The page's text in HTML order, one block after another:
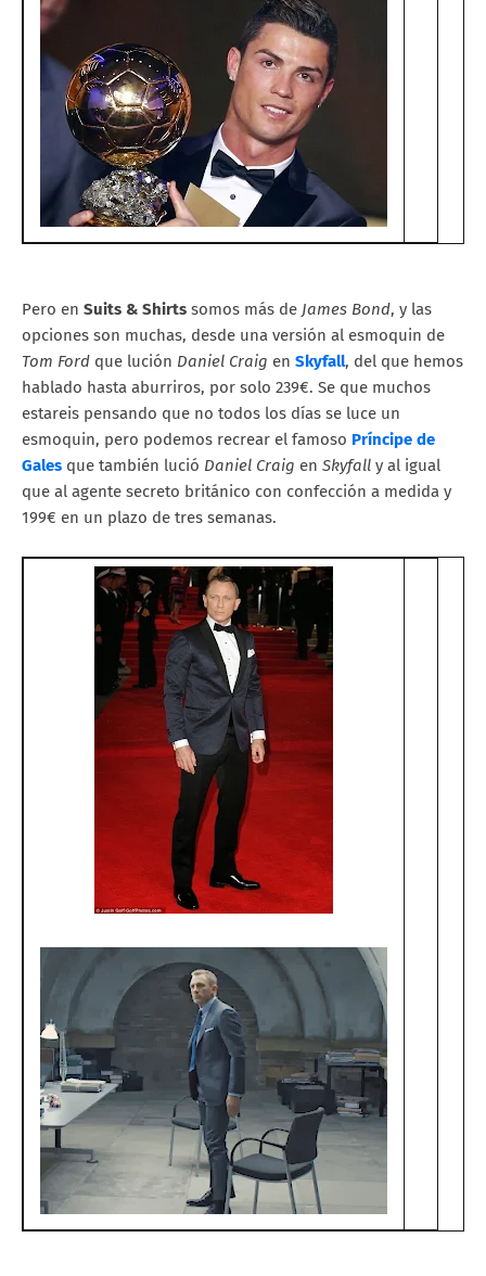
Pero en Suits & Shirts somos más de James Bond, y las
opciones son muchas, desde una versión al esmoquin de
Tom Ford que lución Daniel Craig en Skyfall, del que hemos
hablado hasta aburriros, por solo 239€. Se que muchos
estareis pensando que no todos los días se luce un
esmoquin, pero podemos recrear el famoso Príncipe de
Gales que también lució Daniel Craig en Skyfall y al igual
que al agente secreto británico con confección a medida y
199€ en un plazo de tres semanas.